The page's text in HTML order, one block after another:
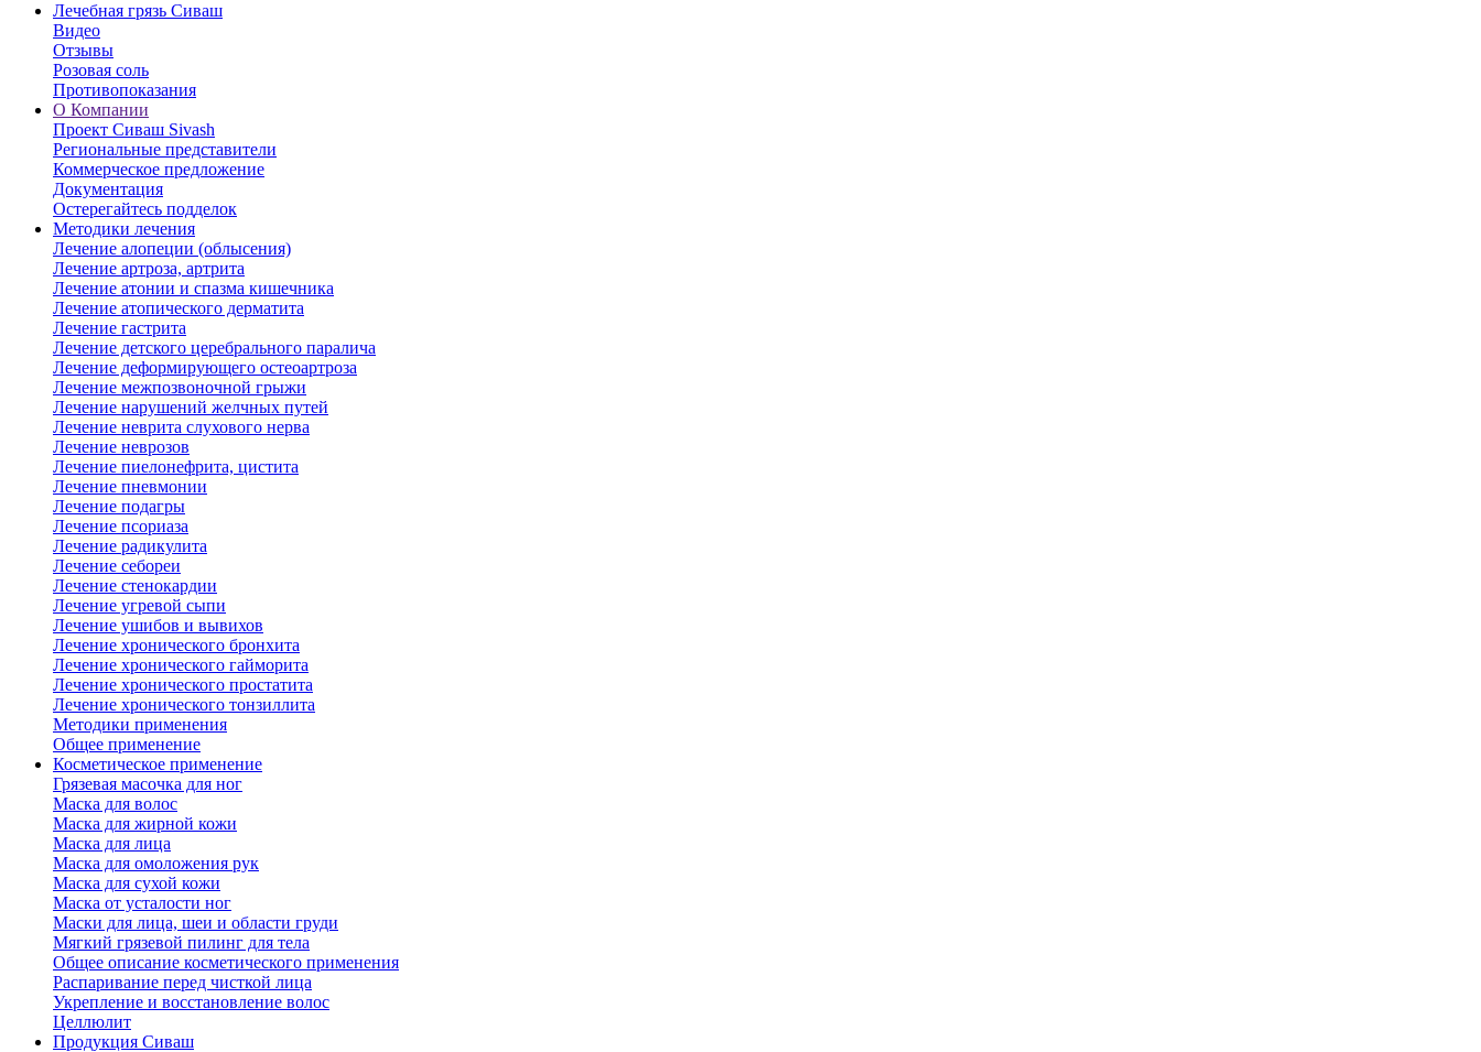
Лечебная грязь Сиваш
Видео
Отзывы
Розовая соль
Противопоказания
О Компании
Проект Сиваш Sivash
Региональные представители
Коммерческое предложение
Документация
Остерегайтесь подделок
Методики лечения
Лечение алопеции (облысения)
Лечение артроза, артрита
Лечение атонии и спазма кишечника
Лечение атопического дерматита
Лечение гастрита
Лечение детского церебрального паралича
Лечение деформирующего остеоартроза
Лечение межпозвоночной грыжи
Лечение нарушений желчных путей
Лечение неврита слухового нерва
Лечение неврозов
Лечение пиелонефрита, цистита
Лечение пневмонии
Лечение подагры
Лечение псориаза
Лечение радикулита
Лечение себореи
Лечение стенокардии
Лечение угревой сыпи
Лечение ушибов и вывихов
Лечение хронического бронхита
Лечение хронического гайморита
Лечение хронического простатита
Лечение хронического тонзиллита
Методики применения
Общее применение
Косметическое применение
Грязевая масочка для ног
Маска для волос
Маска для жирной кожи
Маска для лица
Маска для омоложения рук
Маска для сухой кожи
Маска от усталости ног
Маски для лица, шеи и области груди
Мягкий грязевой пилинг для тела
Общее описание косметического применения
Распаривание перед чисткой лица
Укрепление и восстановление волос
Целлюлит
Продукция Сиваш